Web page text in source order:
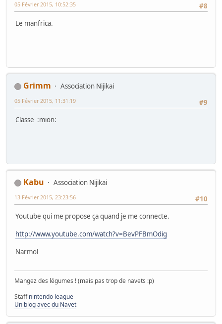
#8
05 Février 2015, 10:52:35
Le manfrica.
Grimm
Association Nijikai
#9
05 Février 2015, 11:31:19
Classe :mion:
Kabu
Association Nijikai
#10
13 Février 2015, 23:23:56
Youtube qui me propose ça quand je me connecte.
http://www.youtube.com/watch?v=BevPFBmOdig
Narmol
Mangez des légumes ! (mais pas trop de navets :p)
Staffnintendo league
Un blog avec du Navet